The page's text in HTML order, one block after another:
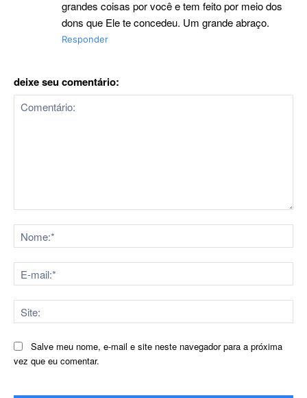
grandes coisas por você e tem feito por meio dos
dons que Ele te concedeu. Um grande abraço.
Responder
deixe seu comentário:
Salve meu nome, e-mail e site neste navegador para a próxima
vez que eu comentar.